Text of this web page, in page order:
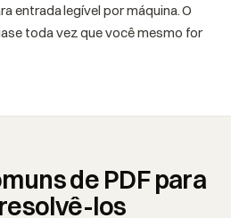
entrada legível por máquina. O
toda vez que você mesmo for
de PDF para
los